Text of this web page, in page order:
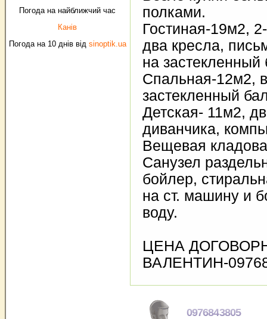
Погода на найближчий час
Канів
Погода на 10 днів від sinoptik.ua
полками.
Гостиная-19м2,
два кресла,
на застекленный
Спальная-12м2,
застекленный
Детская- 11м2,
диванчика,
Вещевая
Санузел
бойлер,
на ст. машину и
воду.
ЦЕНА
ВАЛЕНТИН-
0976843805